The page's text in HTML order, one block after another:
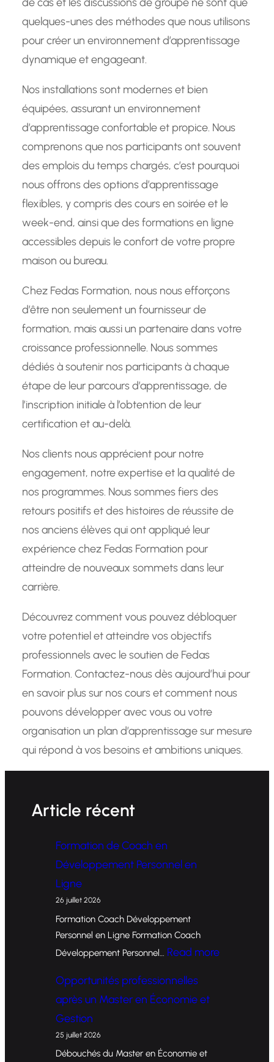
quelques-unes des méthodes que nous utilisons
pour créer un environnement d’apprentissage
dynamique et engageant.
Nos installations sont modernes et bien
équipées, assurant un environnement
d’apprentissage confortable et propice. Nous
comprenons que nos participants ont souvent
des emplois du temps chargés, c’est pourquoi
nous offrons des options d’apprentissage
flexibles, y compris des cours en soirée et le
week-end, ainsi que des formations en ligne
accessibles depuis le confort de votre propre
maison ou bureau.
Chez Fedas Formation, nous nous efforçons
d’être non seulement un fournisseur de
formation, mais aussi un partenaire dans votre
croissance professionnelle. Nous sommes
dédiés à soutenir nos participants à chaque
étape de leur parcours d’apprentissage, de
l’inscription initiale à l’obtention de leur
certification et au-delà.
Nos clients nous apprécient pour notre
engagement, notre expertise et la qualité de
nos programmes. Nous sommes fiers des
retours positifs et des histoires de réussite de
nos anciens élèves qui ont appliqué leur
expérience chez Fedas Formation pour
atteindre de nouveaux sommets dans leur
carrière.
Découvrez comment vous pouvez débloquer
votre potentiel et atteindre vos objectifs
professionnels avec le soutien de Fedas
Formation. Contactez-nous dès aujourd’hui pour
en savoir plus sur nos cours et comment nous
pouvons développer avec vous ou votre
organisation un plan d’apprentissage sur mesure
qui répond à vos besoins et ambitions uniques.
Article récent
Formation de Coach en
Développement Personnel en
Ligne
26 juillet 2026
Formation Coach Développement
Personnel en Ligne Formation Coach
Développement Personnel… Read more:
Opportunités professionnelles
après un Master en Économie et
Gestion
25 juillet 2026
Débouchés du Master en Économie et